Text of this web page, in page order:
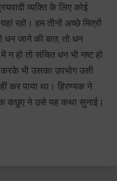
व्यक्ति के लिए कोई
रहो। हम तीनों अच्छे मित्रों
धन जाने की बात, तो धन
न हो तो संचित धन भी नष्ट हो
भी उसका उपभोग उसी
कर पाया था। हिरण्यक ने
कछुए ने उसे यह कथा सुनाई।